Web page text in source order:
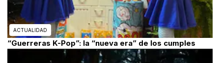
ACTUALIDAD
“Guerreras K-Pop”: la “nueva era” de los cumples